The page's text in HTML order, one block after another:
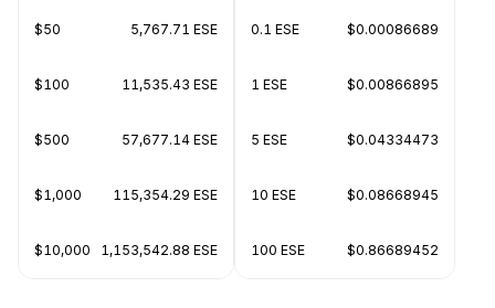
$50 5,767.71 ESE
$100 11,535.43 ESE
$500 57,677.14 ESE
$1,000 115,354.29 ESE
$10,000 1,153,542.88 ESE
0.1 ESE $0.00086689
1 ESE $0.00866895
5 ESE $0.04334473
10 ESE $0.08668945
100 ESE $0.86689452